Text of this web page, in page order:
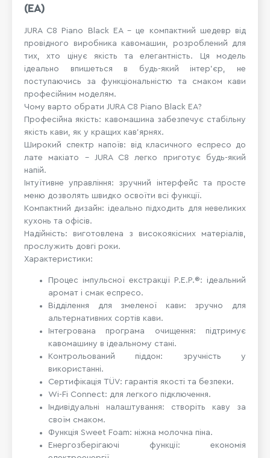
(EA)
JURA C8 Piano Black EA – це компактний шедевр від
провідного виробника кавомашин, розроблений для
тих, хто цінує якість та елегантність. Ця модель
ідеально впишеться в будь-який інтер'єр, не
поступаючись за функціональністю та смаком кави
професійним моделям.
Чому варто обрати JURA C8 Piano Black EA?
Професійна якість: кавомашина забезпечує стабільну
якість кави, як у кращих кав'ярнях.
Широкий спектр напоїв: від класичного еспресо до
лате макіато – JURA C8 легко приготує будь-який
напій.
Інтуїтивне управління: зручний інтерфейс та просте
меню дозволять швидко освоїти всі функції.
Компактний дизайн: ідеально підходить для невеликих
кухонь та офісів.
Надійність: виготовлена з високоякісних матеріалів,
прослужить довгі роки.
Характеристики:
Процес імпульсної екстракції P.E.P.®: ідеальний
аромат і смак еспресо.
Відділення для змеленої кави: зручно для
альтернативних сортів кави.
Інтегрована програма очищення: підтримує
кавомашину в ідеальному стані.
Контрольований піддон: зручність у
використанні.
Сертифікація TÜV: гарантія якості та безпеки.
Wi-Fi Connect: для легкого підключення.
Індивідуальні налаштування: створіть каву за
своїм смаком.
Функція Sweet Foam: ніжна молочна піна.
Енергозберігаючі функції: економія